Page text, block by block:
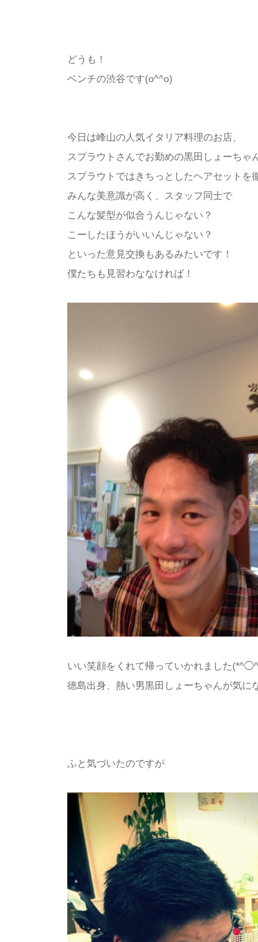
どうも！
ベンチの渋谷です(o^^o)
今日は峰山の人気イタリア料理のお店、
スプラウトさんでお勤めの黒田しょーち
スプラウトではきちっとしたヘアセットを
みんな美意識が高く、スタッフ同士で
こんな髪型が似合うんじゃない？
こーしたほうがいいんじゃない？
といった意見交換もあるみたいです！
僕たちも見習わななければ！
いい笑顔をくれて帰っていかれました
徳島出身、熱い男黒田しょーちゃんが気に
ふと気づいたのですが